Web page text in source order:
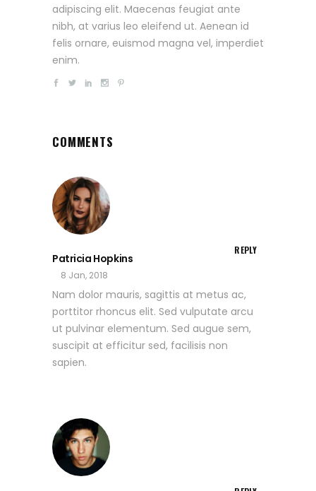
adipiscing elit. Maecenas feugiat ante
nibh, at varius leo eleifend ut. Aenean id
felis ornare, euismod magna vel, imperdiet
enim.
COMMENTS
REPLY
Patricia Hopkins
8 Jan, 2018
Nam dolor mauris, sagittis at metus ac,
porttitor rhoncus elit. Sed vulputate arcu
ut pulvinar elementum. Sed augue sem,
suscipit at efficitur sed, facilisis non
sapien.